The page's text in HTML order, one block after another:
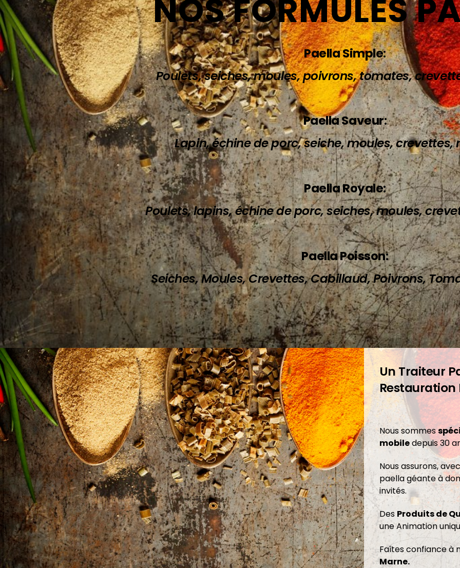
NOS FORMULES
Paella Simple:
Poulets, seiches, moules, poivrons, tomates,
Paella Saveur:
Lapin, échine de porc, seiche, moules, crevettes,
Paella Royale:
Poulets, lapins, échine de porc, seiches, moules,
Paella Poisson:
Seiches, Moules, Crevettes, Cabillaud, Poivrons,
Un Traiteur
Restauration
Nous sommes
mobiledepuis 30
Nous assurons,
paella géante à
invités.
Des Produits de
une Animation
Faîtes confiance à
Marne.